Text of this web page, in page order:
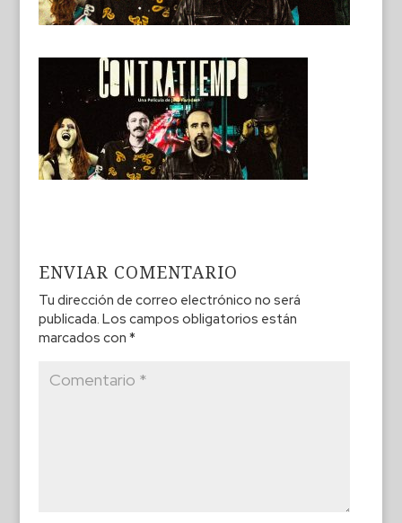
ENVIAR COMENTARIO
Tu dirección de correo electrónico no será
publicada. Los campos obligatorios están
marcados con *